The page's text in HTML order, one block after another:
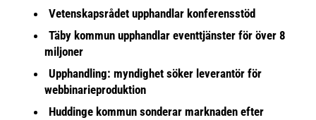
Vetenskapsrådet upphandlar konferensstöd
Täby kommun upphandlar eventtjänster för över 8
miljoner
Upphandling: myndighet söker leverantör för
webbinarieproduktion
Huddinge kommun sonderar marknaden efter